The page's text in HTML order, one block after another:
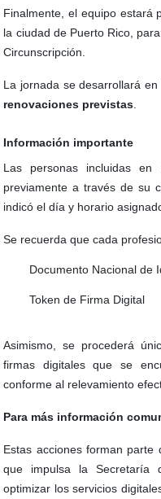
Finalmente, el equipo estará
la ciudad de Puerto Rico,
Circunscripción.
La jornada se desarrollará en
renovaciones previstas
Información importante
Las personas incluidas en
previamente a través de su
indicó el día y horario
Se recuerda que cada
Documento Nacional de
Token de Firma Digital
Asimismo, se procederá
firmas digitales que se
conforme al relevamiento
Para más información
Estas acciones forman parte
que impulsa la Secretaría
optimizar los servicios